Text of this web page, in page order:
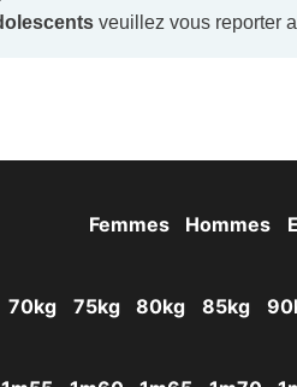
veuillez vous reporter
Femmes Hommes
70kg 75kg 80kg 85kg